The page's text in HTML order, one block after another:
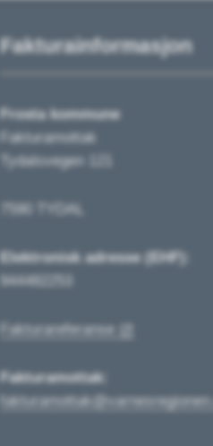
Fakturainformasjon
Frosta kommune
Fakturamottak
Tydalsvegen 121
7590 TYDAL
Elektronisk adresse (EHF):
944482253
Fakturareferanse
Fakturamottak: